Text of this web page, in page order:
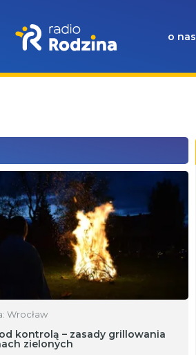
o nas
Wrocław
kontrolą – zasady grillowania
zielonych